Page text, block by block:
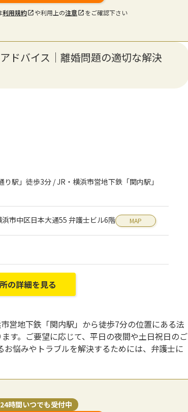
利用規約 や利用上の注意 をご確認下さい
ドバイス｜離婚問題の適切な解決
駅」徒歩3分 / JR・横浜市営地下鉄「関内駅」
市中区日本大通55 弁護士ビル6階 MAP
の詳細を見る
営地下鉄「関内駅」から徒歩7分の位置にある法
す。ご要望に応じて、平日の夜間や土日祝日のご
悩みやトラブルを解決するためには、弁護士に
24時間いつでも受付中